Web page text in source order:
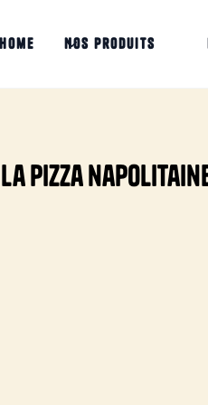
home Nos produits
La pizza